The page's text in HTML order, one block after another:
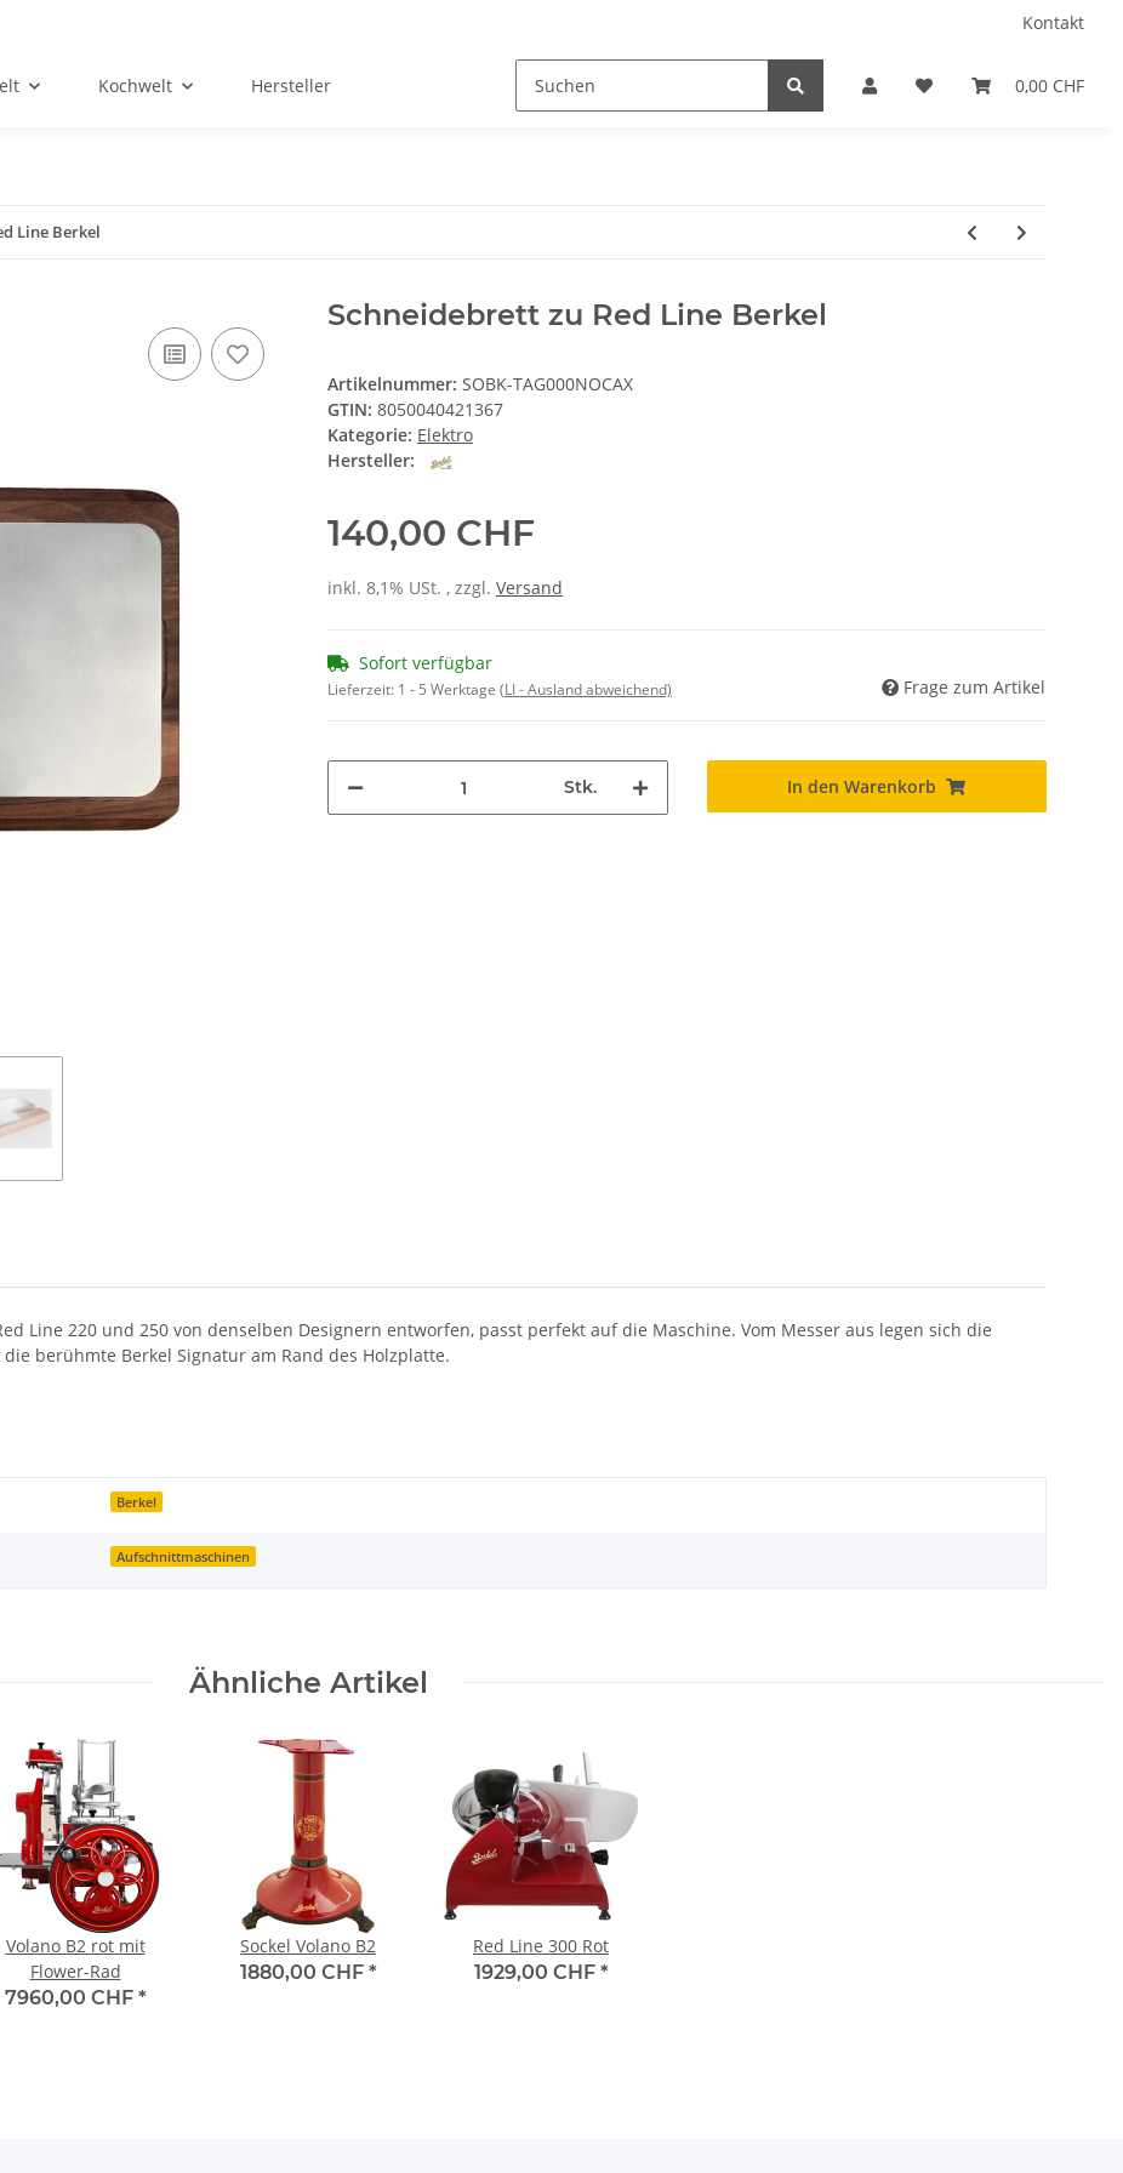
Kontakt
0,00 CHF
Kochwelt Hersteller
Line Berkel
Schneidebrett zu Red Line Berkel
Artikelnummer: SOBK-TAG000NOCAX
GTIN: 8050040421367
Kategorie: Elektro
Hersteller:
140,00 CHF
inkl. 8,1% USt. , zzgl. Versand
Sofort verfügbar
Lieferzeit: 1 - 5 Werktage (LI - Ausland abweichend) Frage zum Artikel
Stk. In den Warenkorb
Line 220 und 250 von denselben Designern entworfen, passt perfekt auf die Maschine. Vom Messer aus legen sich die
berühmte Berkel Signatur am Rand des Holzplatte.
Berkel
Aufschnittmaschinen
Ähnliche Artikel
Volano B2 rot mit
Flower-Rad
7960,00 CHF *
Sockel Volano B2
1880,00 CHF *
Red Line 300 Rot
1929,00 CHF *